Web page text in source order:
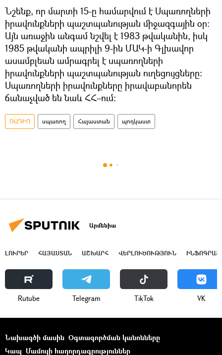
Նշենք, որ մարտի 15-ը համարվում է Սպառողների
իրավունքների պաշտպանության միջազգային օր։
Այն առաջին անգամ նշվել է 1983 թվականին, իսկ
1985 թվականի ապրիլի 9-ին ՄԱԿ-ի Գլխավոր
ասամբլեան ամրագրել է սպառողների
իրավունքների պաշտպանության ուղեցույցները։
Սպառողների իրավունքները իրավաբանորեն
ճանաչված են նաև ՀՀ–ում։
ՌԱԴԻՈ սպառող Հայաստան պոդկաստ
Արմենիա
ԼՈՒՐԵՐ ՀԱՅԱՍՏԱՆ ԱՇԽԱՐՀ ՎԵՐԼՈՒԾՈՒԹՅՈՒՆ
Rutube Telegram ТikТоk VK
Նախագծի մասին Օգտագործման կանոնները
Կապ Մամուլի հաղորդագրություններ